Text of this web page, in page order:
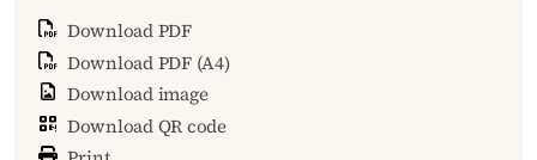
Download PDF
Download PDF (A4)
Download image
Download QR code